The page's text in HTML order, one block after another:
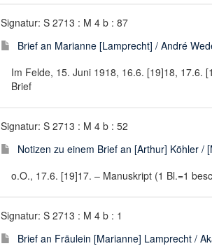
Signatur: S 2713 : M 4 b : 87
Brief an Marianne [Lamprecht] / André
Im Felde, 15. Juni 1918, 16.6. [19]18, 17.6.
Brief
Signatur: S 2713 : M 4 b : 52
Notizen zu einem Brief an [Arthur] Köhler /
o.O., 17.6. [19]17. – Manuskript (1 Bl.=1
Signatur: S 2713 : M 4 b : 1
Brief an Fräulein [Marianne] Lamprecht /